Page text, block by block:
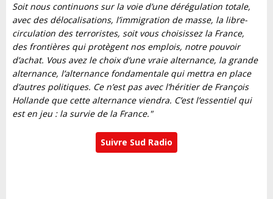
Soit nous continuons sur la voie d’une dérégulation totale,
avec des délocalisations, l’immigration de masse, la libre-
circulation des terroristes, soit vous choisissez la France,
des frontières qui protègent nos emplois, notre pouvoir
d’achat. Vous avez le choix d’une vraie alternance, la grande
alternance, l’alternance fondamentale qui mettra en place
d’autres politiques. Ce n’est pas avec l’héritier de François
Hollande que cette alternance viendra. C’est l’essentiel qui
est en jeu : la survie de la France."
Suivre Sud Radio